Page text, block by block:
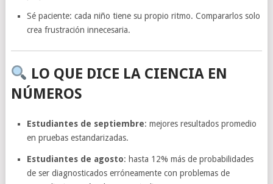
Sé paciente: cada niño tiene su propio ritmo. Compararlos solo
crea frustración innecesaria.
LO QUE DICE LA CIENCIA EN
NÚMEROS
Estudiantes de septiembre: mejores resultados promedio
en pruebas estandarizadas.
Estudiantes de agosto: hasta 12% más de probabilidades
de ser diagnosticados erróneamente con problemas de